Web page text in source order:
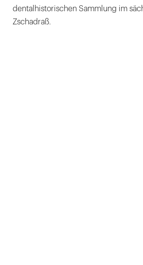
dentalhistorischen Sammlung im
Zschadraß.